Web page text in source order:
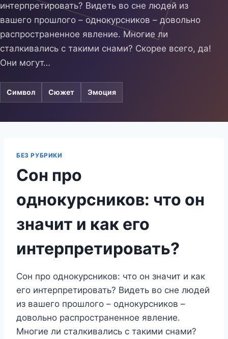
интерпретировать? Видеть во сне людей из
вашего прошлого – однокурсников – довольно
распространенное явление. Многие ли
сталкивались с такими снами? Скорее всего, да!
Они могут…
Символ Сюжет Эмоция
БЕЗ РУБРИКИ
Сон про
однокурсников: что он
значит и как его
интерпретировать?
Сон про однокурсников: что он значит и как
его интерпретировать? Видеть во сне людей
из вашего прошлого – однокурсников –
довольно распространенное явление.
Многие ли сталкивались с такими снами?